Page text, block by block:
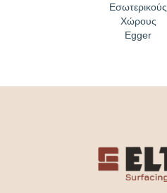
Εσωτερικούς
Χώρους
Egger